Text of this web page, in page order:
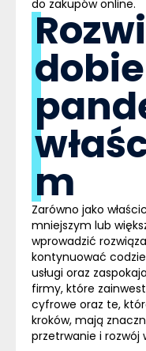
do zakupów online.
dobie
m
Zarówno jako
mniejszym lub
wprowadzić
kontynuować
usługi oraz
firmy, które
cyfrowe oraz te,
kroków, mają
przetrwanie i rozwój